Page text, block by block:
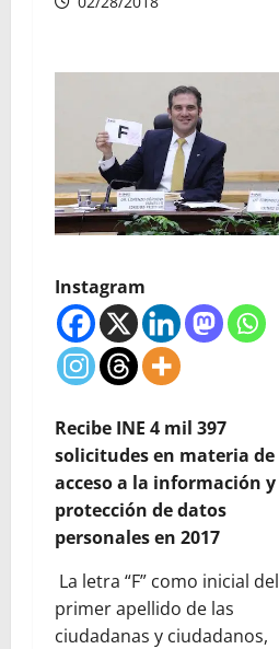
Instagram
Recibe INE 4 mil 397
solicitudes en materia de
acceso a la información y
protección de datos
personales en 2017
La letra “F” como inicial del
primer apellido de las
ciudadanas y ciudadanos,